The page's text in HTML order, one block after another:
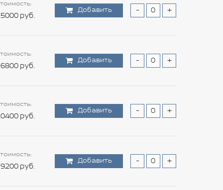
руб.
Добавить - +
руб.
Добавить - +
руб.
Добавить - +
руб.
Добавить - +